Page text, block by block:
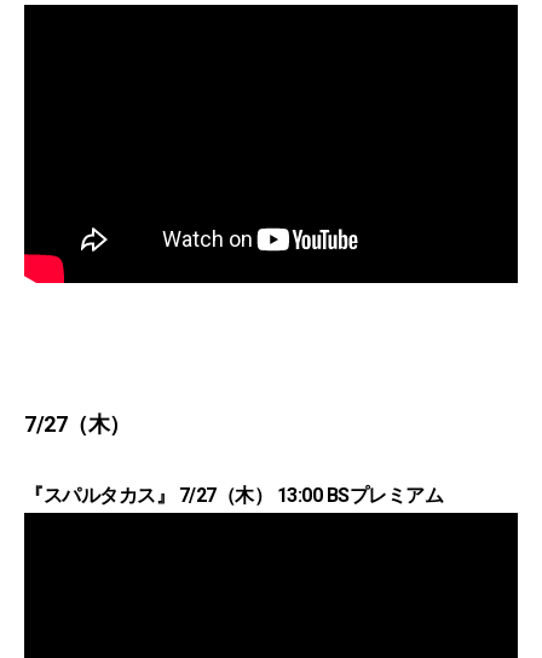
7/27（木）
『スパルタカス』 7/27（木） 13:00 BSプレミアム